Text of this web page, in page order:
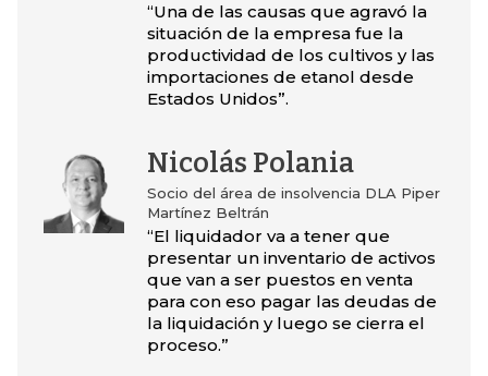
“Una de las causas que agravó la
situación de la empresa fue la
productividad de los cultivos y las
importaciones de etanol desde
Estados Unidos”.
Nicolás Polania
Socio del área de insolvencia DLA Piper
Martínez Beltrán
“El liquidador va a tener que
presentar un inventario de activos
que van a ser puestos en venta
para con eso pagar las deudas de
la liquidación y luego se cierra el
proceso.”